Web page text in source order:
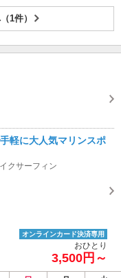
1件）
軽に大人気マリンスポ
クサーフィン
オンラインカード決済専用
おひとり
3,500円～